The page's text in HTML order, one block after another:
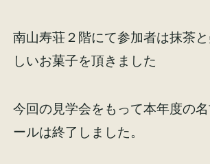
南山寿荘２階にて参加者は抹茶
しいお菓子を頂きました
今回の見学会をもって本年度の
ールは終了しました。